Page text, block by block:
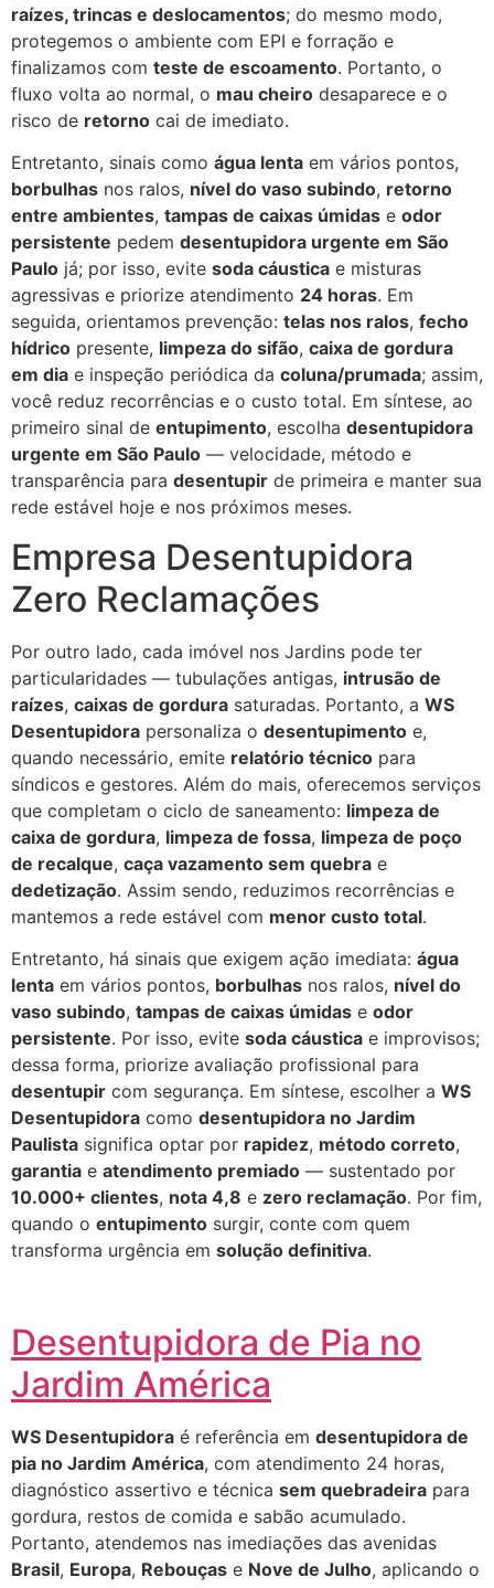
raízes, trincas e deslocamentos; do mesmo modo,
protegemos o ambiente com EPI e forração e
finalizamos com teste de escoamento. Portanto, o
fluxo volta ao normal, o mau cheiro desaparece e o
risco de retorno cai de imediato.
Entretanto, sinais como água lenta em vários pontos,
borbulhas nos ralos, nível do vaso subindo, retorno
entre ambientes, tampas de caixas úmidas e odor
persistente pedem desentupidora urgente em São
Paulo já; por isso, evite soda cáustica e misturas
agressivas e priorize atendimento 24 horas. Em
seguida, orientamos prevenção: telas nos ralos, fecho
hídrico presente, limpeza do sifão, caixa de gordura
em dia e inspeção periódica da coluna/prumada; assim,
você reduz recorrências e o custo total. Em síntese, ao
primeiro sinal de entupimento, escolha desentupidora
urgente em São Paulo — velocidade, método e
transparência para desentupir de primeira e manter sua
rede estável hoje e nos próximos meses.
Empresa Desentupidora
Zero Reclamações
Por outro lado, cada imóvel nos Jardins pode ter
particularidades — tubulações antigas, intrusão de
raízes, caixas de gordura saturadas. Portanto, a WS
Desentupidora personaliza o desentupimento e,
quando necessário, emite relatório técnico para
síndicos e gestores. Além do mais, oferecemos serviços
que completam o ciclo de saneamento: limpeza de
caixa de gordura, limpeza de fossa, limpeza de poço
de recalque, caça vazamento sem quebra e
dedetização. Assim sendo, reduzimos recorrências e
mantemos a rede estável com menor custo total.
Entretanto, há sinais que exigem ação imediata: água
lenta em vários pontos, borbulhas nos ralos, nível do
vaso subindo, tampas de caixas úmidas e odor
persistente. Por isso, evite soda cáustica e improvisos;
dessa forma, priorize avaliação profissional para
desentupir com segurança. Em síntese, escolher a WS
Desentupidora como desentupidora no Jardim
Paulista significa optar por rapidez, método correto,
garantia e atendimento premiado — sustentado por
10.000+ clientes, nota 4,8 e zero reclamação. Por fim,
quando o entupimento surgir, conte com quem
transforma urgência em solução definitiva.
Desentupidora de Pia no
Jardim América
WS Desentupidora é referência em desentupidora de
pia no Jardim América, com atendimento 24 horas,
diagnóstico assertivo e técnica sem quebradeira para
gordura, restos de comida e sabão acumulado.
Portanto, atendemos nas imediações das avenidas
Brasil, Europa, Rebouças e Nove de Julho, aplicando o